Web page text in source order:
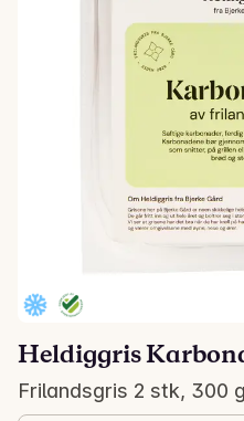
Heldiggris
Frilandsgris 2 stk, 300